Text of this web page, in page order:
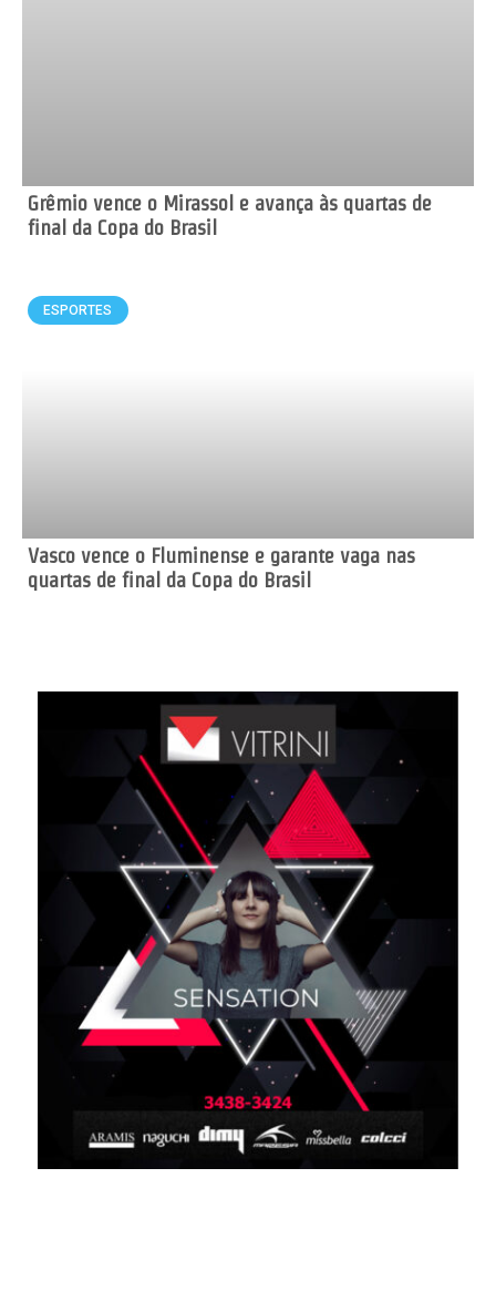
Grêmio vence o Mirassol e avança às quartas de
final da Copa do Brasil
ESPORTES
Vasco vence o Fluminense e garante vaga nas
quartas de final da Copa do Brasil